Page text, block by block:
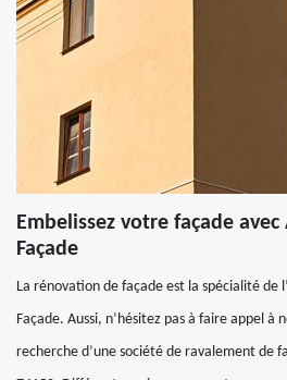
Embelissez votre façade
Façade
La rénovation de façade est la spécialité de
Façade. Aussi, n’hésitez pas à faire appel à
recherche d’une société de ravalement de